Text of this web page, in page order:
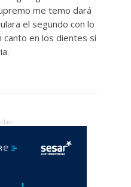
me temo dará
el segundo con lo
canto en los dientes si